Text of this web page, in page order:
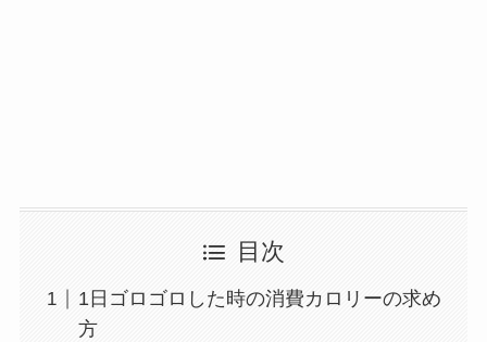
目次
1日ゴロゴロした時の消費カロリーの求め
方